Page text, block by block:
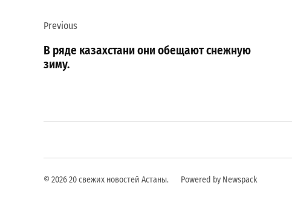
по
записям
Previous
В ряде казахстани они обещают снежную
зиму.
© 2026 20 свежих новостей Астаны. Powered by Newspack